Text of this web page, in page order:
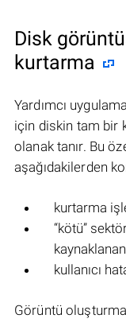
Disk
kurtarma
Yardımcı
için diskin tam bir
olanak tanır. Bu
aşağıdakilerden
kurtarma
“kötü”
kullanıcı
Görüntü